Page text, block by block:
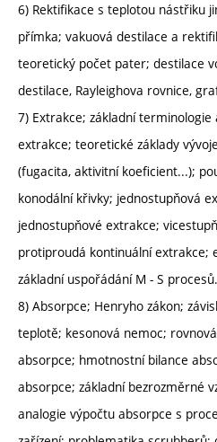
6) Rektifikace s teplotou nástřiku
přímka; vakuová destilace a
teoretický počet pater; destilace
destilace, Rayleighova rovnice,
7) Extrakce; základní
extrakce; teoretické základy
(fugacita, aktivitní koeficient...);
konodální křivky; jednostupňová
jednostupňové extrakce;
protiproudá kontinuální extrakce;
základní uspořádání M - S procesů.
8) Absorpce; Henryho zákon;
teplotě; kesonová nemoc;
absorpce; hmotnostní bilance
absorpce; základní bezrozměrné
analogie výpočtu absorpce s